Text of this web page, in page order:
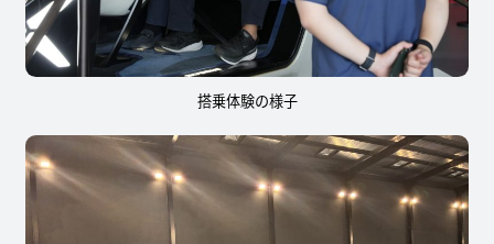
搭乗体験の様子